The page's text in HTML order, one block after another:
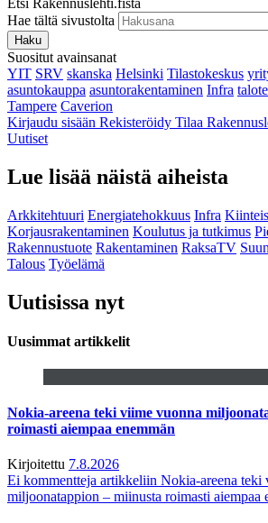
Etsi Rakennuslehti.fistä
Hae tältä sivustolta
Haku
Suositut avainsanat
YIT SRV skanska Helsinki Tilastokeskus
asuntokauppa asuntorakentaminen Infra
Tampere Caverion
Kirjaudu sisään Rekisteröidy Tilaa
Uutiset
Lue lisää näistä aiheista
Arkkitehtuuri Energiatehokkuus Infra
Korjausrakentaminen Koulutus ja tutkimus
Rakennustuote Rakentaminen RaksaTV
Talous Työelämä
Uutisissa nyt
Uusimmat artikkelit
Nokia-areena teki viime vuonna
roimasti aiempaa enemmän
Kirjoitettu 7.8.2026
Ei kommentteja artikkeliin Nokia-areena teki
miljoonatappion – miinusta roimasti aiempaa